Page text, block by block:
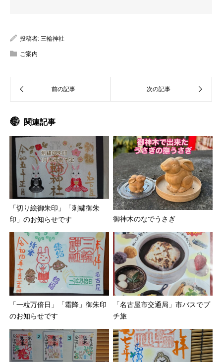
投稿者: 三輪神社
ご案内
関連記事
「切り絵御朱印」「刺繍御朱
印」のお知らせです
御神木のなでうさぎ
「一粒万倍日」「霜降」御朱印
のお知らせです
「名古屋市交通局」市バスでプ
チ旅